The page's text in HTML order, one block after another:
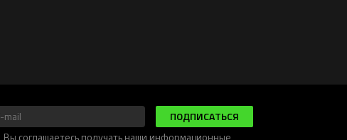
ПОДПИСАТЬСЯ
Вы соглашаетесь получать наши информационные